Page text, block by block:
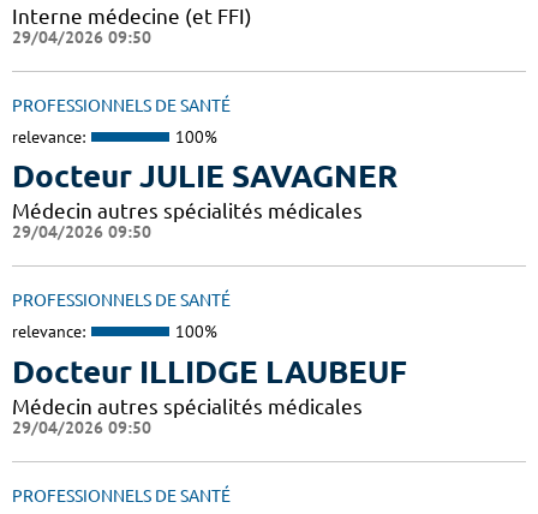
Interne médecine (et FFI)
29/04/2026 09:50
PROFESSIONNELS DE SANTÉ
relevance: 100%
Docteur JULIE SAVAGNER
Médecin autres spécialités médicales
29/04/2026 09:50
PROFESSIONNELS DE SANTÉ
relevance: 100%
Docteur ILLIDGE LAUBEUF
Médecin autres spécialités médicales
29/04/2026 09:50
PROFESSIONNELS DE SANTÉ